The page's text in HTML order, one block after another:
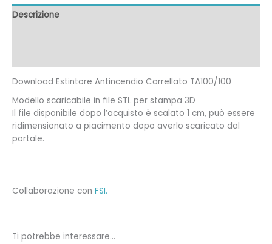
Descrizione
Download Estintore Antincendio Carrellato TA100/100
Modello scaricabile in file STL per stampa 3D
Il file disponibile dopo l’acquisto è scalato 1 cm, può essere
ridimensionato a piacimento dopo averlo scaricato dal
portale.
Collaborazione con FSI.
Ti potrebbe interessare…